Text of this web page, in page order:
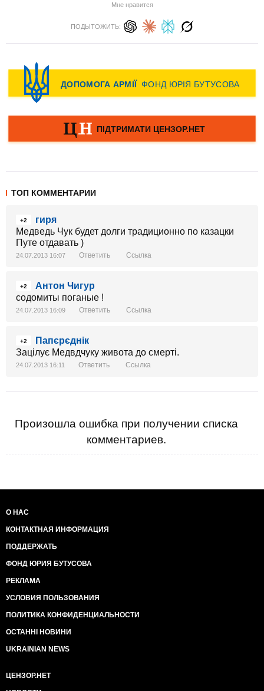
Мне нравится
ПОДЫТОЖИТЬ:
ТОП КОММЕНТАРИИ
+2
гиря
Медведь Чук будет долги традиционно по казацки
Путе отдавать )
24.07.2013 16:07 Ответить Ссылка
+2
Антон Чигур
содомиты поганые !
24.07.2013 16:09 Ответить Ссылка
+2
Папєрєднік
Зацілує Медвдчуку живота до смерті.
24.07.2013 16:11 Ответить Ссылка
Произошла ошибка при получении списка
комментариев.
О НАС
КОНТАКТНАЯ ИНФОРМАЦИЯ
ПОДДЕРЖАТЬ
ФОНД ЮРИЯ БУТУСОВА
РЕКЛАМА
УСЛОВИЯ ПОЛЬЗОВАНИЯ
ПОЛИТИКА КОНФИДЕНЦИАЛЬНОСТИ
ОСТАННІ НОВИНИ
UKRAINIAN NEWS
ЦЕНЗОР.НЕТ